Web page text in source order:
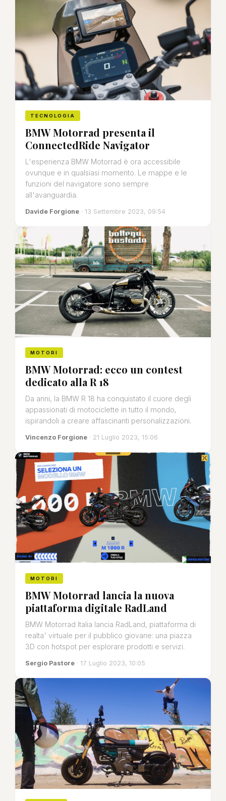
TECNOLOGIA
BMW Motorrad presenta il
ConnectedRide Navigator
L'esperienza BMW Motorrad è ora accessibile
ovunque e in qualsiasi momento. Le mappe e le
funzioni del navigatore sono sempre
all'avanguardia.
Davide Forgione · 13 Settembre 2023, 09:54
MOTORI
BMW Motorrad: ecco un contest
dedicato alla R 18
Da anni, la BMW R 18 ha conquistato il cuore degli
appassionati di motociclette in tutto il mondo,
ispirandoli a creare affascinanti personalizzazioni.
Vincenzo Forgione · 21 Luglio 2023, 15:06
MOTORI
BMW Motorrad lancia la nuova
piattaforma digitale RadLand
BMW Motorrad Italia lancia RadLand, piattaforma di
realta' virtuale per il pubblico giovane: una piazza
3D con hotspot per esplorare prodotti e servizi.
Sergio Pastore · 17 Luglio 2023, 10:05